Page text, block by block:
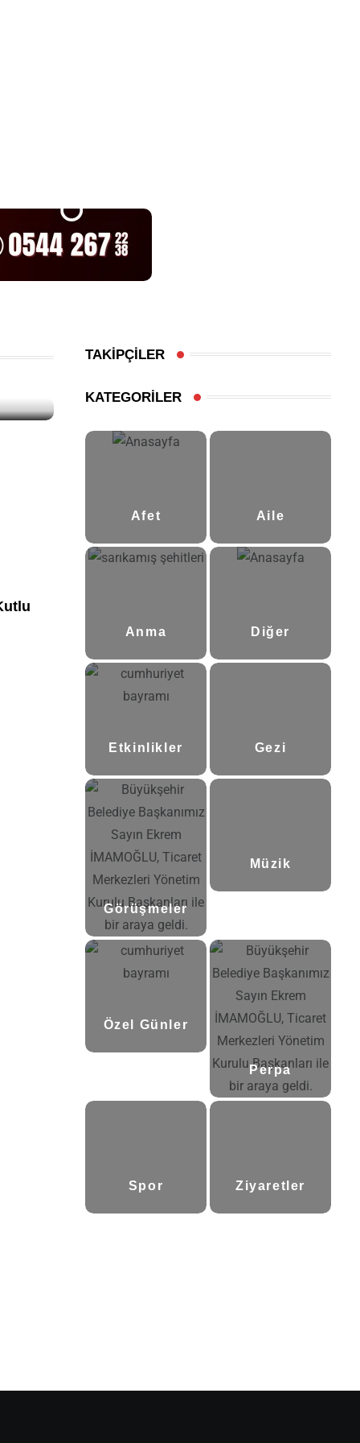
TAKİPÇİLER
KATEGORİLER
Afet Aile
Anma Diğer
Etkinlikler
(8)
Gezi
Görüşmeler
Müzik
Özel Günler
Perpa
Spor Ziyaretler